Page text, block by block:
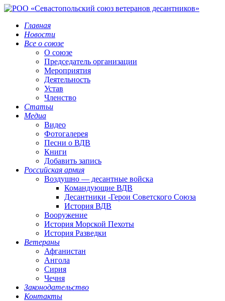
Главная
Новости
Все о союзе
О союзе
Председатель организации
Мероприятия
Деятельность
Устав
Членство
Статьи
Медиа
Видео
Фотогалерея
Песни о ВДВ
Книги
Добавить запись
Российская армия
Воздушно — десантные войска
Командующие ВДВ
Десантники -Герои Советского Союза
История ВДВ
Вооружение
История Морской Пехоты
История Разведки
Ветераны
Афганистан
Ангола
Сирия
Чечня
Законодательство
Контакты